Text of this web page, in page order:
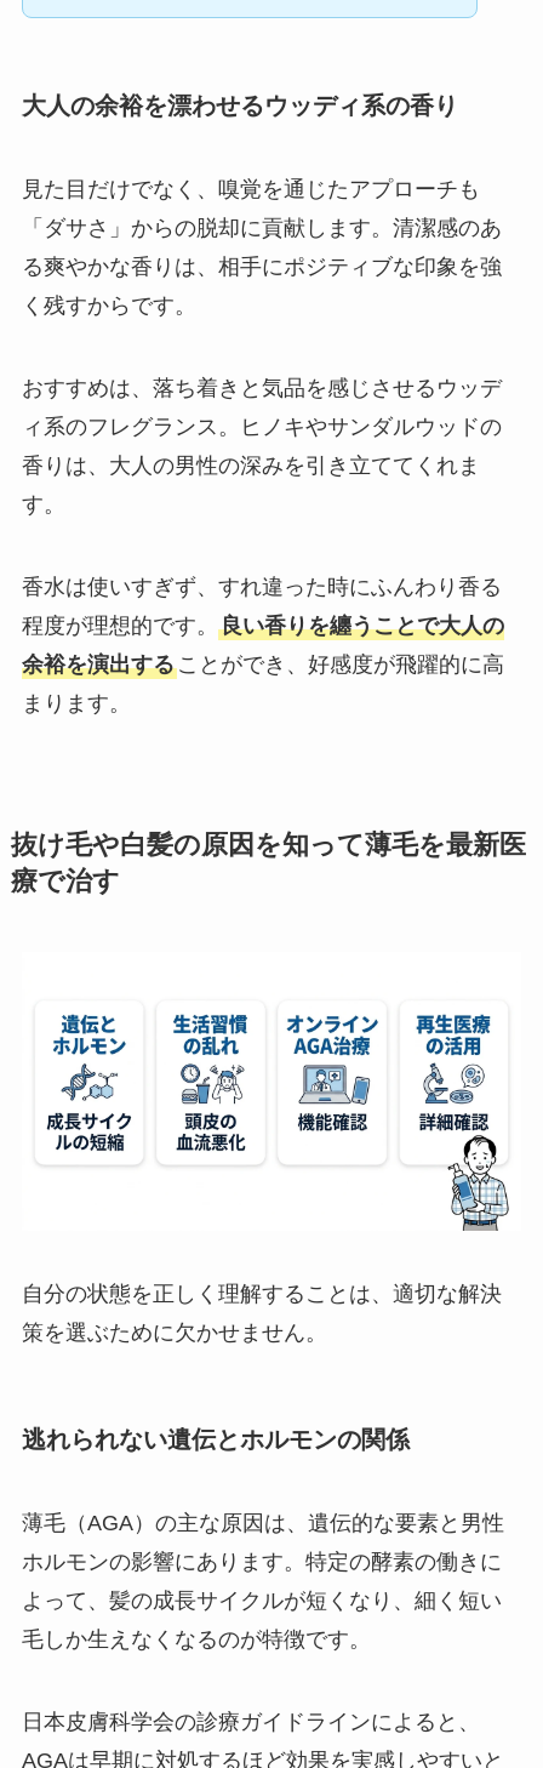
大人の余裕を漂わせるウッディ系の香り
見た目だけでなく、嗅覚を通じたアプローチも
「ダサさ」からの脱却に貢献します。清潔感のあ
る爽やかな香りは、相手にポジティブな印象を強
く残すからです。
おすすめは、落ち着きと気品を感じさせるウッデ
ィ系のフレグランス。ヒノキやサンダルウッドの
香りは、大人の男性の深みを引き立ててくれま
す。
香水は使いすぎず、すれ違った時にふんわり香る
程度が理想的です。 良い香りを纏うことで大人の
余裕を演出することができ、好感度が飛躍的に高
まります。
抜け毛や白髪の原因を知って薄毛を最新医
療で治す
自分の状態を正しく理解することは、適切な解決
策を選ぶために欠かせません。
逃れられない遺伝とホルモンの関係
薄毛（AGA）の主な原因は、遺伝的な要素と男性
ホルモンの影響にあります。特定の酵素の働きに
よって、髪の成長サイクルが短くなり、細く短い
毛しか生えなくなるのが特徴です。
日本皮膚科学会の診療ガイドラインによると、
AGAは早期に対処するほど効果を実感しやすいと